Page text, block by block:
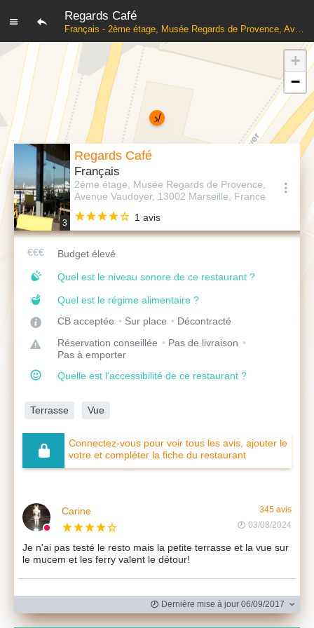
Regards Café
Français - 2ème étage, Musée Regards de Provence, Avenue Vaudoyer, 13002 Marseille, France
3
Regards Café
Français
2ème étage, Musée Regards de Provence,
Avenue Vaudoyer, 13002 Marseille, France
1 avis
Budget élevé
Quel est le niveau sonore de ce restaurant ?
Quel est le régime alimentaire ?
CB acceptée
Sur place
Décontracté
Réservation conseillée
Pas de livraison
Pas à emporter
Quelle est l'accessibilité de ce restaurant ?
Terrasse Vue
Connectez-vous pour voir tous les avis, ajouter le
votre et compléter la fiche du restaurant
Carine
345 avis
03/08/2024
Je n'ai pas testé le resto mais la petite terrasse et la vue sur
le mucem et les ferry valent le détour!
Dernière mise à jour 06/09/2017
+
−